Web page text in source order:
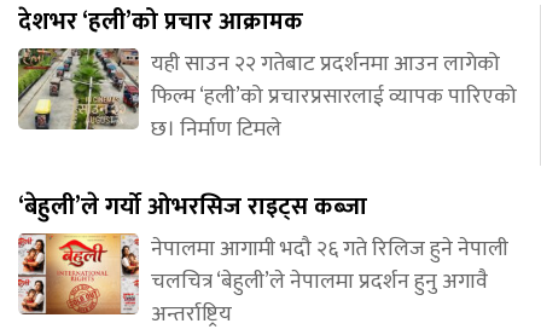
देशभर ‘हली’को प्रचार आक्रामक
यही साउन २२ गतेबाट प्रदर्शनमा आउन लागेको
फिल्म ‘हली’को प्रचारप्रसारलाई व्यापक पारिएको
छ। निर्माण टिमले
‘बेहुली’ले गर्यो ओभरसिज राइट्स कब्जा
नेपालमा आगामी भदौ २६ गते रिलिज हुने नेपाली
चलचित्र ‘बेहुली’ले नेपालमा प्रदर्शन हुनु अगावै
अन्तर्राष्ट्रिय